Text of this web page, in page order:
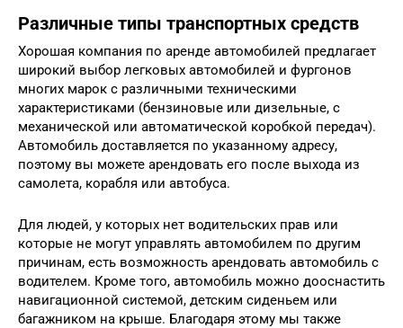
Различные типы транспортных средств
Хорошая компания по аренде автомобилей предлагает
широкий выбор легковых автомобилей и фургонов
многих марок с различными техническими
характеристиками (бензиновые или дизельные, с
механической или автоматической коробкой передач).
Автомобиль доставляется по указанному адресу,
поэтому вы можете арендовать его после выхода из
самолета, корабля или автобуса.
Для людей, у которых нет водительских прав или
которые не могут управлять автомобилем по другим
причинам, есть возможность арендовать автомобиль с
водителем. Кроме того, автомобиль можно дооснастить
навигационной системой, детским сиденьем или
багажником на крыше. Благодаря этому мы также